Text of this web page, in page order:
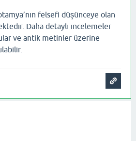
felsefi düşünceye olan
Daha detaylı incelemeler
ve antik metinler üzerine